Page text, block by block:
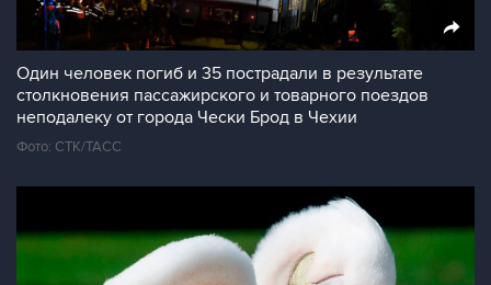
Один человек погиб и 35 пострадали в результате
столкновения пассажирского и товарного поездов
неподалеку от города Чески Брод в Чехии
Фото: CTK/TAСС